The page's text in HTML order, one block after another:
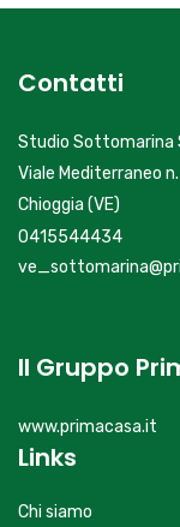
Contatti
Studio Sottomarina
Viale Mediterraneo n.
Chioggia (VE)
0415544434
Il Gruppo
www.primacasa.it
Links
Chi siamo